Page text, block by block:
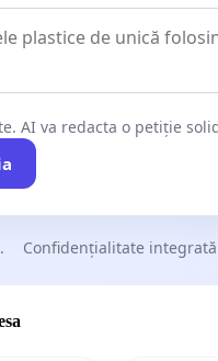
AI va redacta o petiție
Confidențialitate